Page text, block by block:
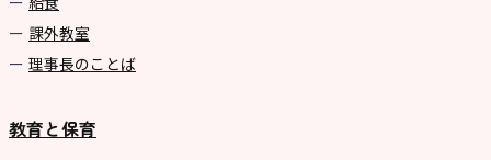
課外教室
理事長のことば
教育と保育